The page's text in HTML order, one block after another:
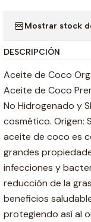
Mostrar stock
DESCRIPCIÓN
Aceite de Coco
Aceite de Coco
No Hidrogenado y
cosmético. Origen:
aceite de coco es
grandes
infecciones y
reducción de la
beneficios
protegiendo así al